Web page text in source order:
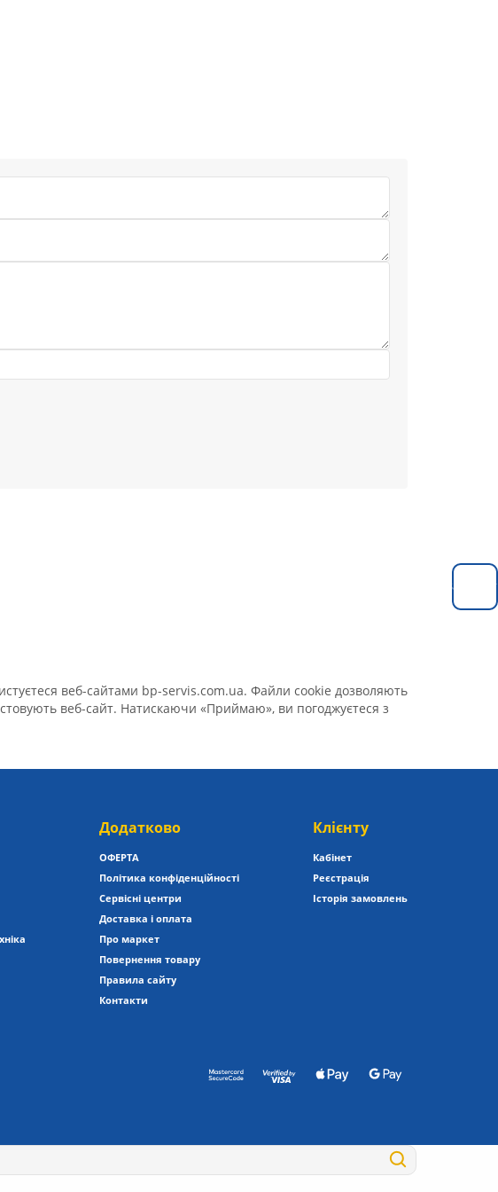
веб-сайтами bp-servis.com.ua. Файли cookie дозволяють
веб-сайт. Натискаючи «Приймаю», ви погоджуєтеся з
Додатково
ОФЕРТА
Політика конфіденційності
Сервісні центри
Доставка і оплата
Про маркет
Повернення товару
Правила сайту
Контакти
Клієнту
Кабінет
Реєстрація
Історія замовлень